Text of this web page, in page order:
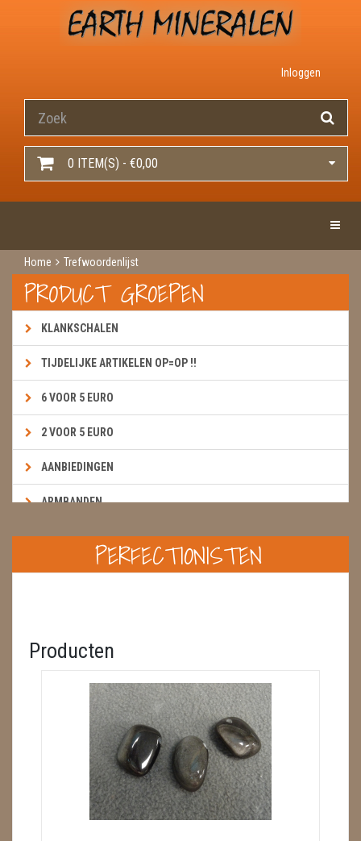
Inloggen
0 ITEM(S) - €0,00
Home Trefwoordenlijst
PRODUCT GROEPEN
KLANKSCHALEN
TIJDELIJKE ARTIKELEN OP=OP !!
6 VOOR 5 EURO
2 VOOR 5 EURO
AANBIEDINGEN
ARMBANDEN
BOEKEN & KAARTEN E.A.R.T.H.
BOLLEN
CADEAUBONNEN
FENG SHUI
GEODE 'S / STANDAARDS
PERFECTIONISTEN
Producten